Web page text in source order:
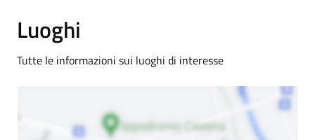
Luoghi
Tutte le informazioni sui luoghi di interesse